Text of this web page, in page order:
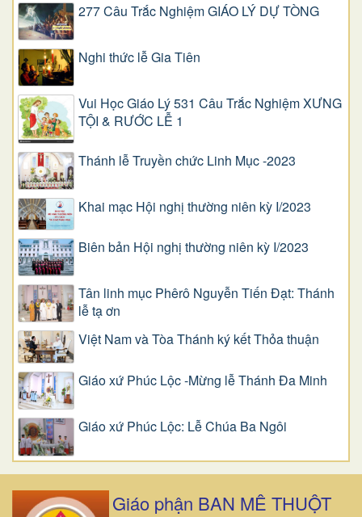
277 Câu Trắc Nghiệm GIÁO LÝ DỰ TÒNG
Nghi thức lễ Gia Tiên
Vui Học Giáo Lý 531 Câu Trắc Nghiệm XƯNG
TỘI & RƯỚC LỄ 1
Thánh lễ Truyền chức Linh Mục -2023
Khai mạc Hội nghị thường niên kỳ I/2023
Biên bản Hội nghị thường niên kỳ I/2023
Tân linh mục Phêrô Nguyễn Tiến Đạt: Thánh
lễ tạ ơn
Việt Nam và Tòa Thánh ký kết Thỏa thuận
Giáo xứ Phúc Lộc -Mừng lễ Thánh Đa Minh
Giáo xứ Phúc Lộc: Lễ Chúa Ba Ngôi
Giáo phận BAN MÊ THUỘT